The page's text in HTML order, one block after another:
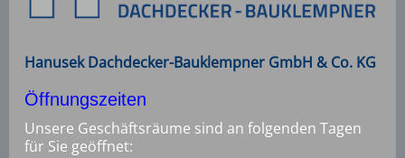
Hanusek Dachdecker-Bauklempner GmbH & Co. KG
Öffnungszeiten
Unsere Geschäftsräume sind an folgenden Tagen
für Sie geöffnet: